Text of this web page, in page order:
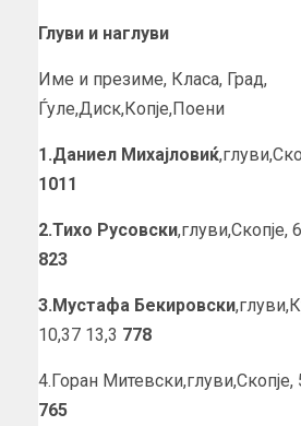
Глуви и наглуви
Име и презиме, Класа, Град,
Ѓуле,Диск,Копје,Поени
1.Даниел Михајловиќ
1011
2.Тихо Русовски,глуви,Скопје,
823
3.Мустафа Бекировски
10,37 13,3 778
4.Горан Митевски,глуви,Скопје,
765